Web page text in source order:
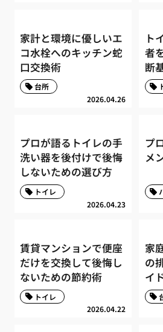
家計と環境に優しいエ
コ水栓へのキッチン蛇
口交換術
2026.04.26
台所
ト
者
断
プロが語るトイレの手
洗い器を後付けで後悔
しないための選び方
2026.04.23
トイレ
プ
メ
賃貸マンションで便座
だけを交換して後悔し
ないための節約術
2026.04.22
トイレ
家
の
イ